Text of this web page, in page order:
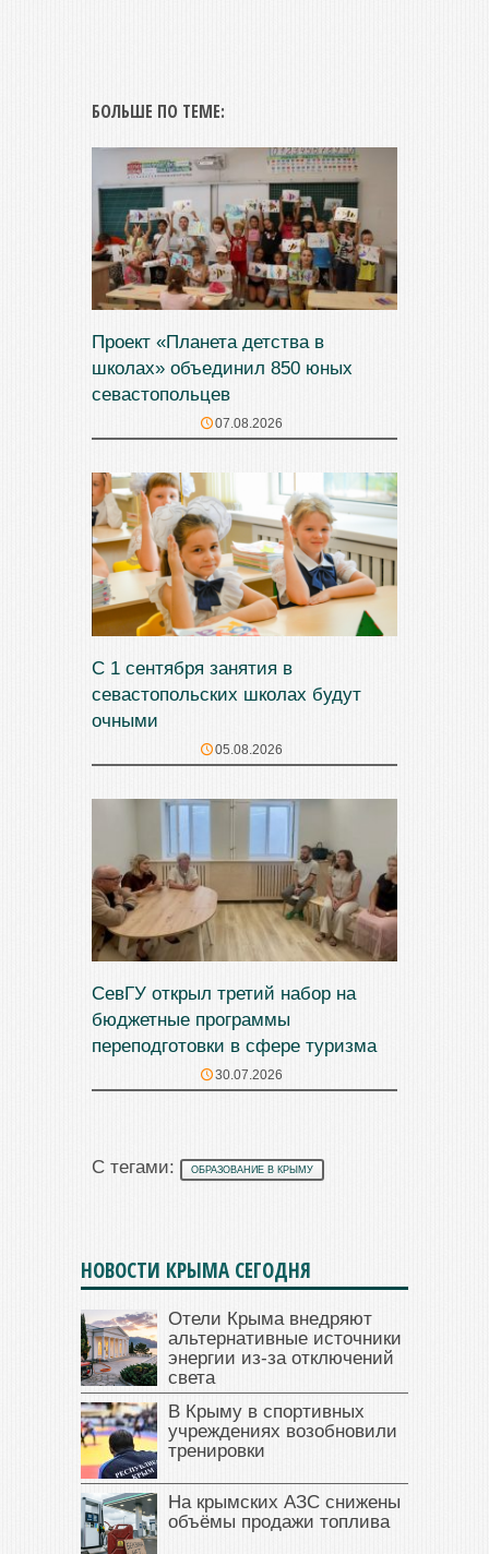
БОЛЬШЕ ПО ТЕМЕ:
Проект «Планета детства в
школах» объединил 850 юных
севастопольцев
07.08.2026
С 1 сентября занятия в
севастопольских школах будут
очными
05.08.2026
СевГУ открыл третий набор на
бюджетные программы
переподготовки в сфере туризма
30.07.2026
С тегами: ОБРАЗОВАНИЕ В КРЫМУ
НОВОСТИ КРЫМА СЕГОДНЯ
Отели Крыма внедряют
альтернативные источники
энергии из-за отключений
света
В Крыму в спортивных
учреждениях возобновили
тренировки
На крымских АЗС снижены
объёмы продажи топлива